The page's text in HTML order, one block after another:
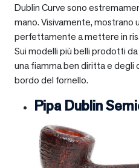
Dublin Curve sono
mano. Visivamente, mostrano
perfettamente a mettere in
Sui modelli più belli prodotti
una fiamma ben diritta e degli
bordo del fornello.
Pipa Dublin